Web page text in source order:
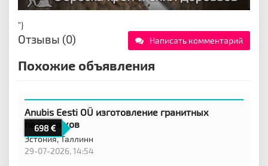
"}
Отзывы (0) Написать комментарий
Похожие объявления
698
Anubis Eesti OÜ изготовление гранитных
памятников
Эстония,Таллинн
29-07-2026, 14:54